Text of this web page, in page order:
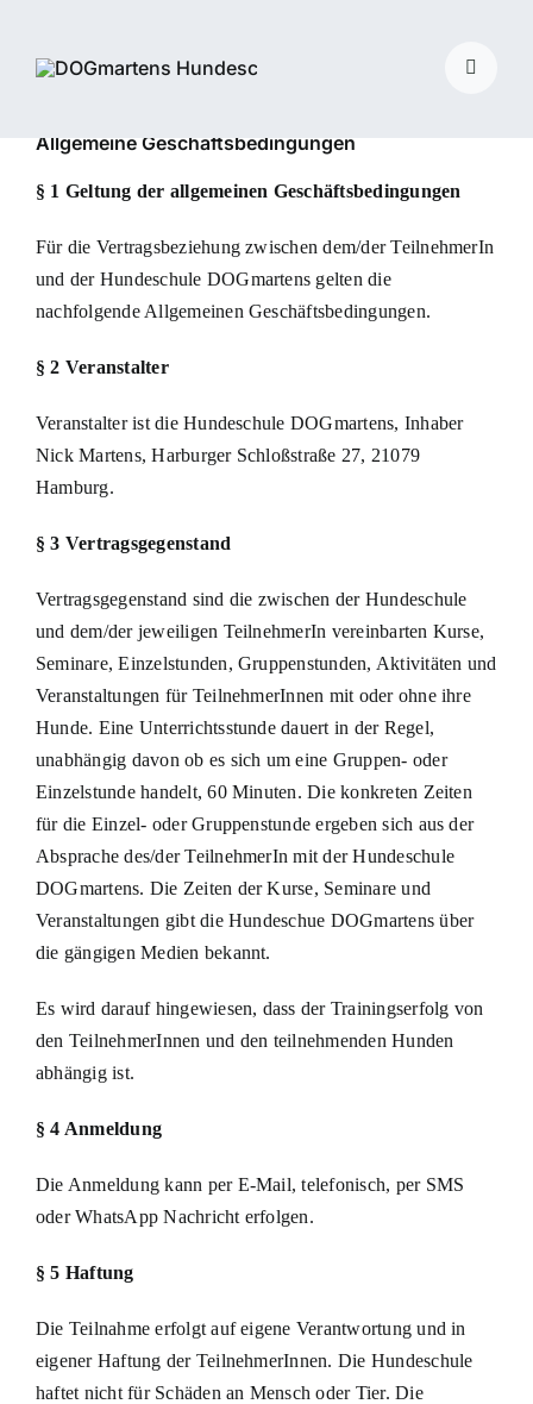
content
Toggle
Allgemeine Geschäftsbedingungen
§ 1 Geltung der allgemeinen Geschäftsbedingungen
Für die Vertragsbeziehung zwischen dem/der TeilnehmerIn
und der Hundeschule DOGmartens gelten die
nachfolgende Allgemeinen Geschäftsbedingungen.
§ 2 Veranstalter
Veranstalter ist die Hundeschule DOGmartens, Inhaber
Nick Martens, Harburger Schloßstraße 27, 21079
Hamburg.
§ 3 Vertragsgegenstand
Vertragsgegenstand sind die zwischen der Hundeschule
und dem/der jeweiligen TeilnehmerIn vereinbarten Kurse,
Seminare, Einzelstunden, Gruppenstunden, Aktivitäten und
Veranstaltungen für TeilnehmerInnen mit oder ohne ihre
Hunde. Eine Unterrichtsstunde dauert in der Regel,
unabhängig davon ob es sich um eine Gruppen- oder
Einzelstunde handelt, 60 Minuten. Die konkreten Zeiten
für die Einzel- oder Gruppenstunde ergeben sich aus der
Absprache des/der TeilnehmerIn mit der Hundeschule
DOGmartens. Die Zeiten der Kurse, Seminare und
Veranstaltungen gibt die Hundeschue DOGmartens über
die gängigen Medien bekannt.
Es wird darauf hingewiesen, dass der Trainingserfolg von
den TeilnehmerInnen und den teilnehmenden Hunden
abhängig ist.
§ 4 Anmeldung
Die Anmeldung kann per E-Mail, telefonisch, per SMS
oder WhatsApp Nachricht erfolgen.
§ 5 Haftung
Die Teilnahme erfolgt auf eigene Verantwortung und in
eigener Haftung der TeilnehmerInnen. Die Hundeschule
haftet nicht für Schäden an Mensch oder Tier. Die